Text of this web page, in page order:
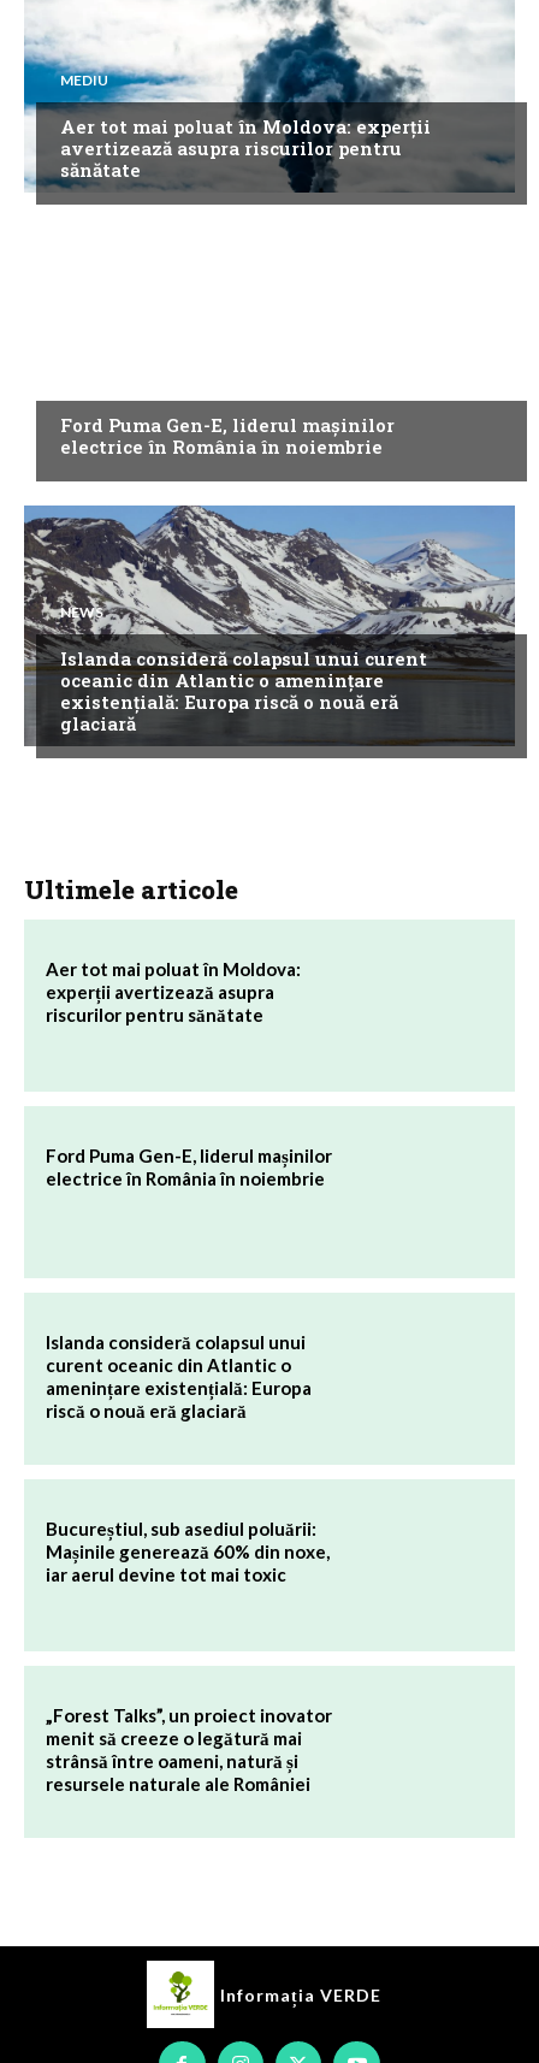
MEDIU
Aer tot mai poluat în Moldova: experții
avertizează asupra riscurilor pentru
sănătate
Ford Puma Gen-E, liderul mașinilor
electrice în România în noiembrie
NEWS
Islanda consideră colapsul unui curent
oceanic din Atlantic o amenințare
existențială: Europa riscă o nouă eră
glaciară
Ultimele articole
Aer tot mai poluat în Moldova:
experții avertizează asupra
riscurilor pentru sănătate
Ford Puma Gen-E, liderul mașinilor
electrice în România în noiembrie
Islanda consideră colapsul unui
curent oceanic din Atlantic o
amenințare existențială: Europa
riscă o nouă eră glaciară
Bucureștiul, sub asediul poluării:
Mașinile generează 60% din noxe,
iar aerul devine tot mai toxic
„Forest Talks”, un proiect inovator
menit să creeze o legătură mai
strânsă între oameni, natură și
resursele naturale ale României
Informația VERDE